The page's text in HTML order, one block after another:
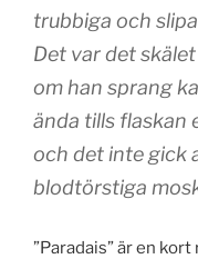
trubbiga och
Det var det
om han sprang
ända tills flaskan
och det inte gick
blodtörstiga
”Paradais” är en